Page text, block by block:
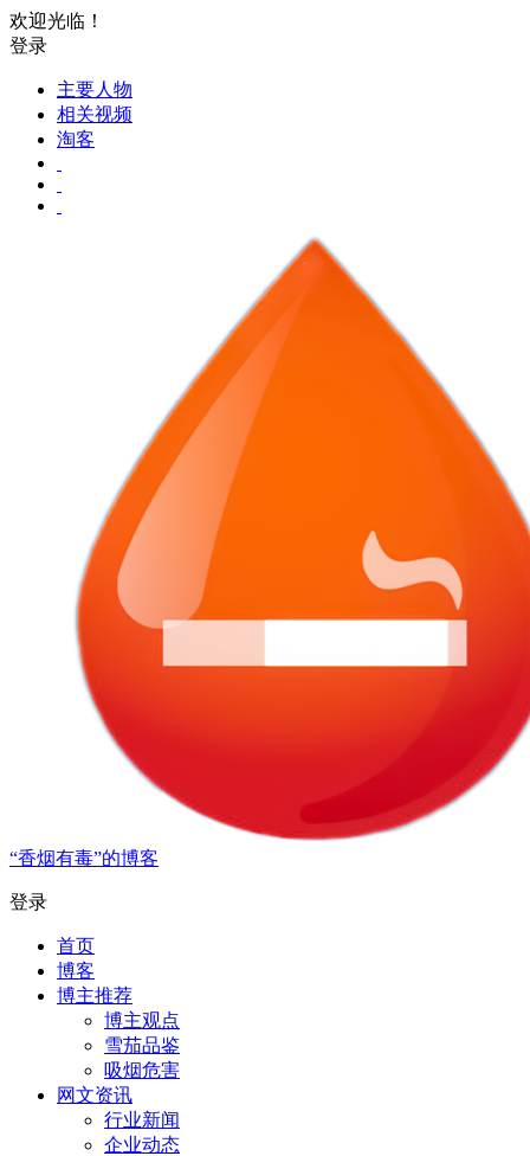
欢迎光临！
登录
主要人物
相关视频
淘客
“香烟有毒”的博客
登录
首页
博客
博主推荐
博主观点
雪茄品鉴
吸烟危害
网文资讯
行业新闻
企业动态